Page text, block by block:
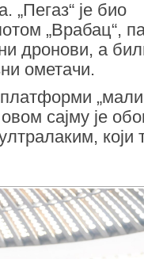
„Пегаз“ је био
„Врабац“,
дронови, а
ометачи.
сајму је
који